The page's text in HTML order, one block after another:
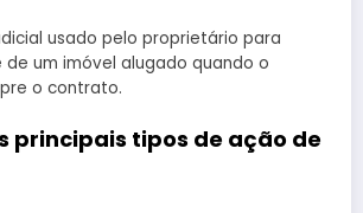
usado pelo proprietário para
um imóvel alugado quando o
o contrato.
principais tipos de ação de